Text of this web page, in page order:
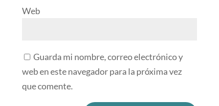
Web
Guarda mi nombre, correo electrónico y
web en este navegador para la próxima vez
que comente.